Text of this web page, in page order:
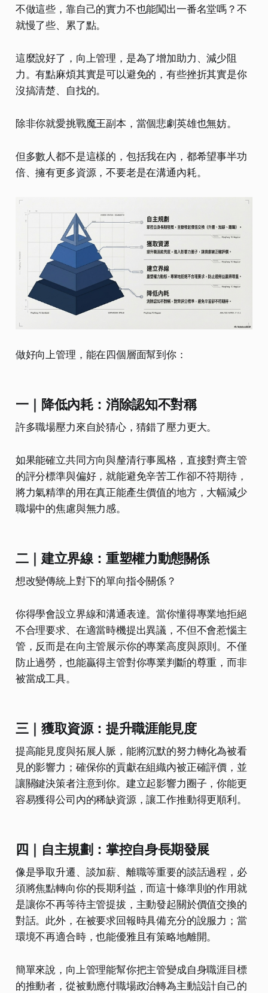
不做這些，靠自己的實力不也能闖出一番名堂嗎？不
就慢了些、累了點。
這麼說好了，向上管理，是為了增加助力、減少阻
力。有點麻煩其實是可以避免的，有些挫折其實是你
沒搞清楚、自找的。
除非你就愛挑戰魔王副本，當個悲劇英雄也無妨。
但多數人都不是這樣的，包括我在內，都希望事半功
倍、擁有更多資源，不要老是在溝通內耗。
做好向上管理，能在四個層面幫到你：
一｜降低內耗：消除認知不對稱
許多職場壓力來自於猜心，猜錯了壓力更大。
如果能確立共同方向與釐清行事風格，直接對齊主管
的評分標準與偏好，就能避免辛苦工作卻不符期待，
將力氣精準的用在真正能產生價值的地方，大幅減少
職場中的焦慮與無力感。
二｜建立界線：重塑權力動態關係
想改變傳統上對下的單向指令關係？
你得學會設立界線和溝通表達。當你懂得專業地拒絕
不合理要求、在適當時機提出異議，不但不會惹惱主
管，反而是在向主管展示你的專業高度與原則。不僅
防止過勞，也能贏得主管對你專業判斷的尊重，而非
被當成工具。
三｜獲取資源：提升職涯能見度
提高能見度與拓展人脈，能將沉默的努力轉化為被看
見的影響力；確保你的貢獻在組織內被正確評價，並
讓關鍵決策者注意到你。建立起影響力圈子，你能更
容易獲得公司內的稀缺資源，讓工作推動得更順利。
四｜自主規劃：掌控自身長期發展
像是爭取升遷、談加薪、離職等重要的談話過程，必
須將焦點轉向你的長期利益，而這十條準則的作用就
是讓你不再等待主管提拔，主動發起關於價值交換的
對話。此外，在被要求回報時具備充分的說服力；當
環境不再適合時，也能優雅且有策略地離開。
簡單來說，向上管理能幫你把主管變成自身職涯目標
的推動者，從被動應付職場政治轉為主動設計自己的